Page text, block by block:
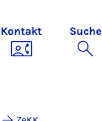
Kontakt Suche